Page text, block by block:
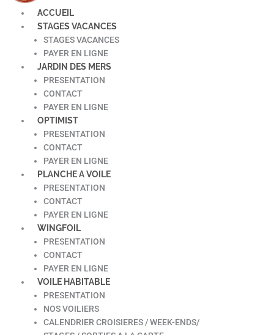
ACCUEIL
STAGES VACANCES
STAGES VACANCES
PAYER EN LIGNE
JARDIN DES MERS
PRESENTATION
CONTACT
PAYER EN LIGNE
OPTIMIST
PRESENTATION
CONTACT
PAYER EN LIGNE
PLANCHE A VOILE
PRESENTATION
CONTACT
PAYER EN LIGNE
WINGFOIL
PRESENTATION
CONTACT
PAYER EN LIGNE
VOILE HABITABLE
PRESENTATION
NOS VOILIERS
CALENDRIER CROISIERES / WEEK-ENDS/